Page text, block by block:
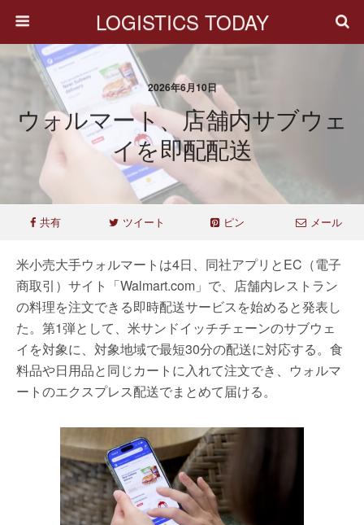
LOGISTICS TODAY
2026年6月10日
ウォルマート、店舗内サブウェ
イを即配配送
共有 ツイート ピン メール
米小売大手ウォルマートは4日、同社アプリとEC（電子
商取引）サイト「Walmart.com」で、店舗内レストラン
の料理を注文できる即時配送サービスを始めると発表し
た。第1弾として、米サンドイッチチェーンのサブウェ
イを対象に、対象地域で最短30分の配送に対応する。食
料品や日用品と同じカートに入れて注文でき、ウォルマ
ートのエクスプレス配送でまとめて届ける。